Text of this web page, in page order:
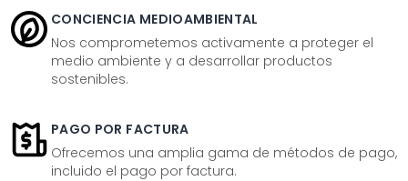
CONCIENCIA MEDIOAMBIENTAL
Nos comprometemos activamente a proteger el
medio ambiente y a desarrollar productos
sostenibles.
PAGO POR FACTURA
Ofrecemos una amplia gama de métodos de pago,
incluido el pago por factura.